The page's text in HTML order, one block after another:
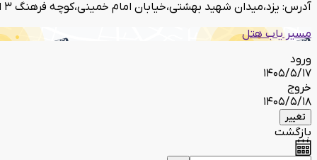
آدرس: یزد،میدان شهید بهشتی،خیابان امام خمینی،کوچه فرهنگ ۳ ابتدای کوچه سمت چپ
مسیر یاب هتل
ورود
1405/5/17
خروج
1405/5/18
تغییر
بازگشت